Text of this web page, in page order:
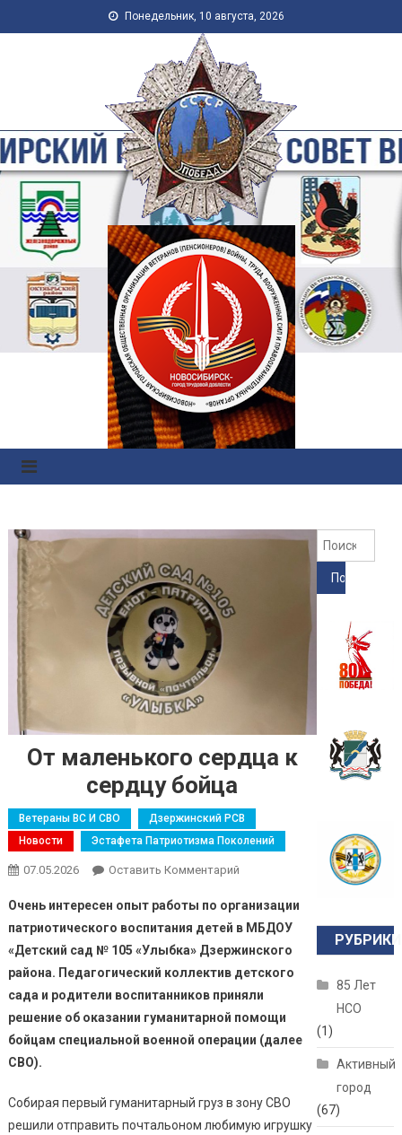
Понедельник, 10 августа, 2026
Новосибирская Городская
Общественная Организация
Ветеранов-Пенсионеров
Войны, Труда, Военной
Службы и
Правоохранительных
Органов
От маленького сердца к
сердцу бойца
Ветераны ВС И СВО
Дзержинский РСВ
Новости
Эстафета Патриотизма Поколений
07.05.2026 Оставить Комментарий
Очень интересен опыт работы по организации
патриотического воспитания детей в МБДОУ
«Детский сад № 105 «Улыбка» Дзержинского
района. Педагогический коллектив детского
сада и родители воспитанников приняли
решение об оказании гуманитарной помощи
бойцам специальной военной операции (далее
СВО).
Собирая первый гуманитарный груз в зону СВО
решили отправить почтальоном любимую игрушку
РУБРИКИ
85 Лет
НСО
(1)
Активный
город
(67)